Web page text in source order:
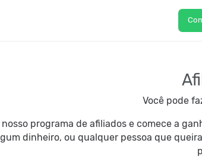
Você pode
programa de afiliados e comece a
dinheiro, ou qualquer pessoa que